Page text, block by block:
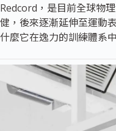
Redcord，是目前全球物
健，後來逐漸延伸至運動
什麼它在逸力的訓練體系